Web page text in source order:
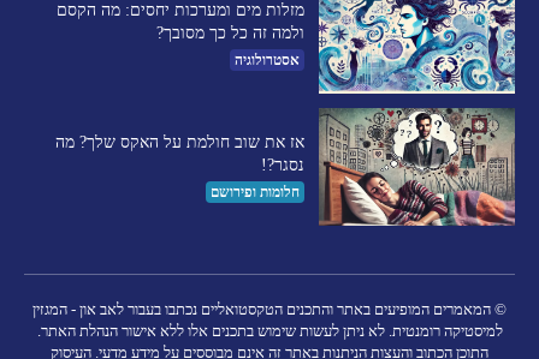
מזלות מים ומערכות יחסים: מה הקסם
ולמה זה כל כך מסובך?
אסטרולוגיה
אז את שוב חולמת על האקס שלך? מה
נסגר?!
חלומות ופירושם
© המאמרים המופיעים באתר והתכנים הטקסטואליים נכתבו בעבור לאב און - המגזין
למיסטיקה רומנטית. לא ניתן לעשות שימוש בתכנים אלו ללא אישור הנהלת האתר.
התוכן הכתוב והעצות הניתנות באתר זה אינם מבוססים על מידע מדעי. העיסוק